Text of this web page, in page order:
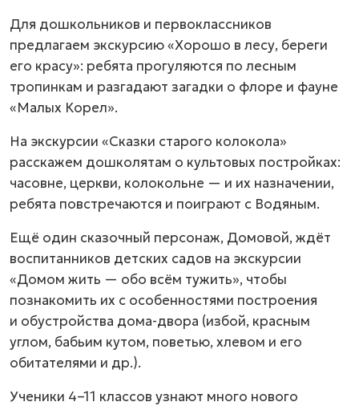
Для дошкольников и первоклассников
предлагаем экскурсию «Хорошо в лесу, береги
его красу»: ребята прогуляются по лесным
тропинкам и разгадают загадки о флоре и фауне
«Малых Корел».
На экскурсии «Сказки старого колокола»
расскажем дошколятам о культовых постройках:
часовне, церкви, колокольне — и их назначении,
ребята повстречаются и поиграют с Водяным.
Ещё один сказочный персонаж, Домовой, ждёт
воспитанников детских садов на экскурсии
«Домом жить — обо всём тужить», чтобы
познакомить их с особенностями построения
и обустройства дома-двора (избой, красным
углом, бабьим кутом, поветью, хлевом и его
обитателями и др.).
Ученики 4–11 классов узнают много нового